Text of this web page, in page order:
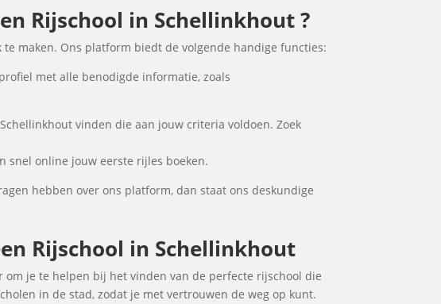
Rijschool in Schellinkhout ?
maken. Ons platform biedt de volgende handige functies:
met alle benodigde informatie, zoals
vinden die aan jouw criteria voldoen. Zoek
snel online jouw eerste rijles boeken.
hebben over ons platform, dan staat ons deskundige
Rijschool in Schellinkhout
je te helpen bij het vinden van de perfecte rijschool die
in de stad, zodat je met vertrouwen de weg op kunt.